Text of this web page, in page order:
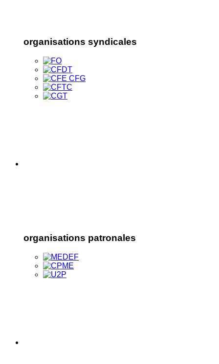
organisations syndicales
organisations patronales